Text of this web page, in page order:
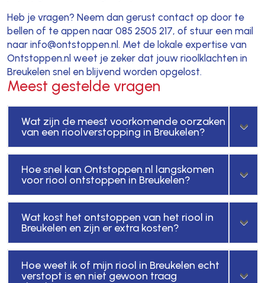
Heb je vragen? Neem dan gerust contact op door te
bellen of te appen naar 085 2505 217, of stuur een mail
naar info@ontstoppen.nl. Met de lokale expertise van
Ontstoppen.nl weet je zeker dat jouw rioolklachten in
Breukelen snel en blijvend worden opgelost.
Meest gestelde vragen
Wat zijn de meest voorkomende oorzaken
van een rioolverstopping in Breukelen?
Hoe snel kan Ontstoppen.nl langskomen
voor riool ontstoppen in Breukelen?
Wat kost het ontstoppen van het riool in
Breukelen en zijn er extra kosten?
Hoe weet ik of mijn riool in Breukelen echt
verstopt is en niet gewoon traag